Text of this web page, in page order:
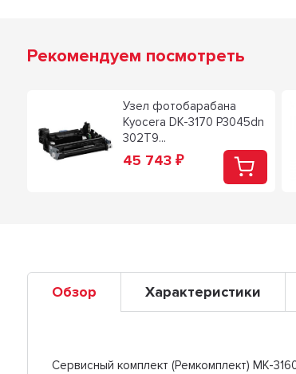
Рекомендуем посмотреть
Узел фотобарабана
Kyocera DK-3170 P3045dn
302T9...
45 743₽
Обзор Характеристики
Сервисный комплект (Ремкомплект) MK-